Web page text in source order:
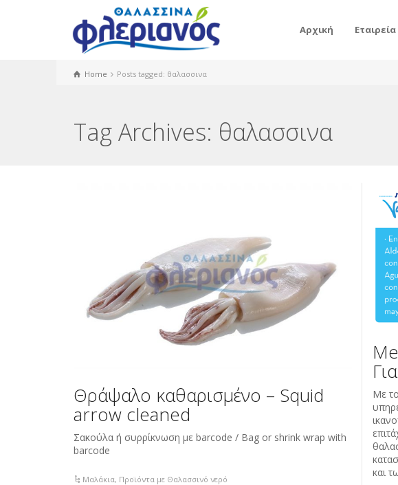
Αρχική Εταιρεία
Home Posts tagged: θαλασσινα
Tag Archives: θαλασσινα
Θράψαλο καθαρισμένο – Squid
arrow cleaned
Σακούλα ή συρρίκνωση με barcode / Bag or shrink wrap with
barcode
Μαλάκια, Προϊόντα με Θαλασσινό νερό
Με
και